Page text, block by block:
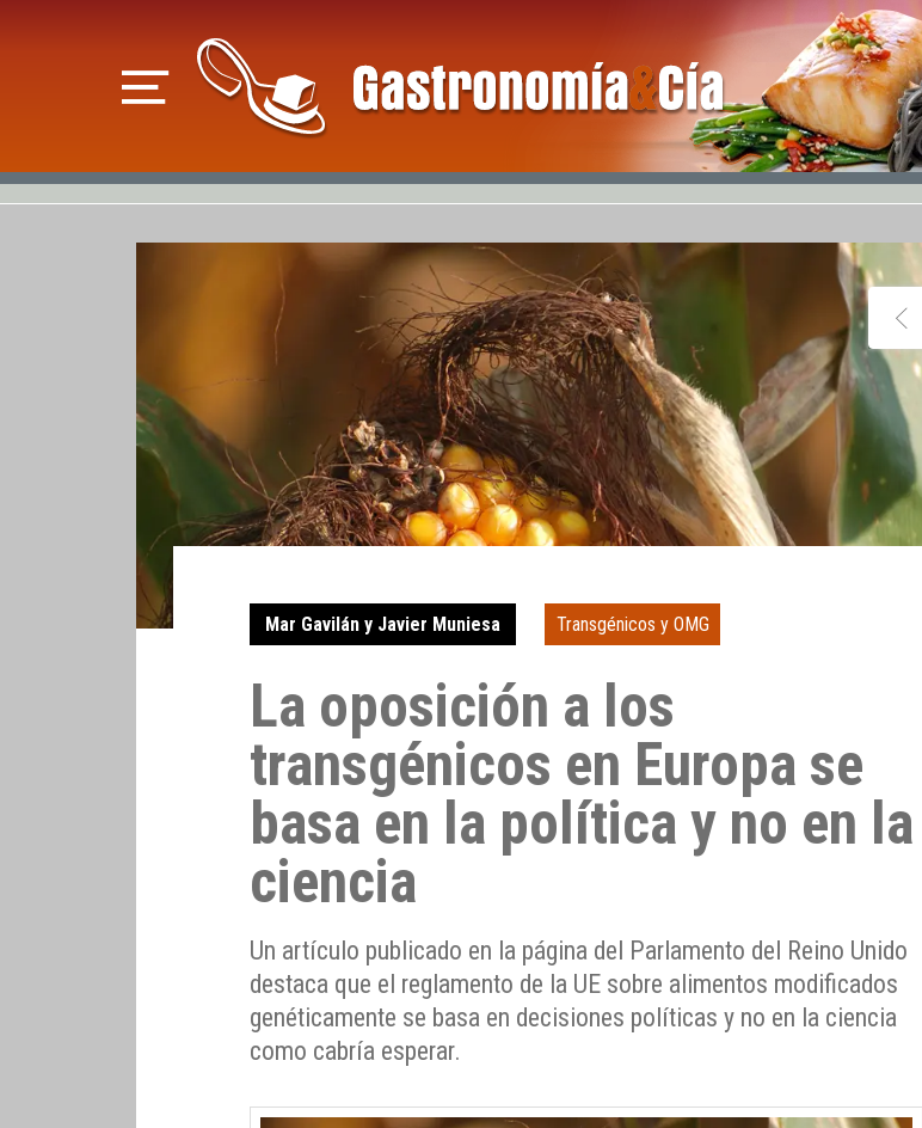
Mar Gavilán y Javier Muniesa Transgénicos y OMG
La oposición a los
transgénicos en Europa se
basa en la política y no en la
ciencia
Un artículo publicado en la página del Parlamento del Reino Unido
destaca que el reglamento de la UE sobre alimentos modificados
genéticamente se basa en decisiones políticas y no en la ciencia
como cabría esperar.